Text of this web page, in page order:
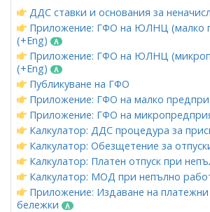
ДДС ставки и основания за
Приложение: ГФО на ЮЛНЦ (малко
(+Eng)
Приложение: ГФО на ЮЛНЦ
(+Eng)
Публикуване на ГФО
Приложение: ГФО на малко
Приложение: ГФО на
Калкулатор: ДДС процедура за
Калкулатор: Обезщетение за
Калкулатор: Платен отпуск при
Калкулатор: МОД при непълно
Приложение: Издаване на платежни
бележки